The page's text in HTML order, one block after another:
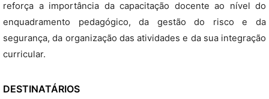
reforça a importância da capacitação docente ao nível do
enquadramento pedagógico, da gestão do risco e da
segurança, da organização das atividades e da sua integração
curricular.
DESTINATÁRIOS